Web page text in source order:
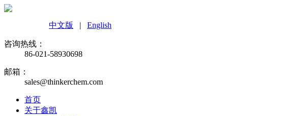
中文版 | English
咨询热线：
86-021-58930698
邮箱：
sales@thinkerchem.com
首页
关于鑫凯